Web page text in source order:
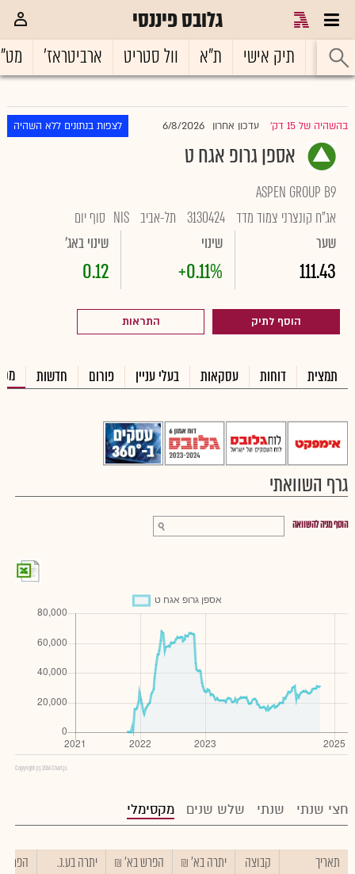
גלובס פיננסי
ראשי תיק אישי ת"א וול סטריט ארביטראז'
בהשהיה של 15 דק' עדכון אחרון 6/8/2026 לצפות בנתונים ללא השהיה
אספן גרופ אגח ט
ASPEN GROUP B9
אג"ח קונצרני צמוד מדד 3130424 תל-אביב NIS סוף יום
שער
111.43
שינוי
+0.11%
שינוי באג'
0.12
הוסף לתיק התראות
תמצית דוחות עסקאות בעלי עניין פורום חדשות
גרף השוואתי
הוסף מניה להשוואה
Copyright (c) 2016 Chart.js
חצי שנתי שנתי שלש שנים מקסימלי
תאריך קבוצה יתרה בא' ₪ הפרש בא' ₪ יתרה בע.נ. הפרש